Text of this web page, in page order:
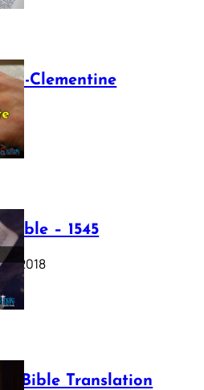
Clementine
Bible – 1545
2018
Bible Translation